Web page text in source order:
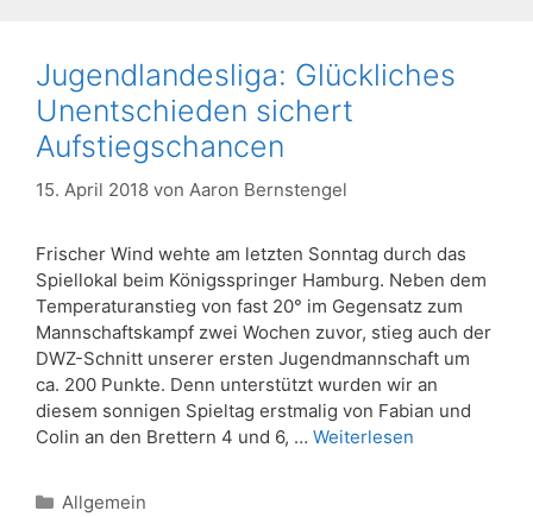
Jugendlandesliga: Glückliches
Unentschieden sichert
Aufstiegschancen
15. April 2018 von Aaron Bernstengel
Frischer Wind wehte am letzten Sonntag durch das
Spiellokal beim Königsspringer Hamburg. Neben dem
Temperaturanstieg von fast 20° im Gegensatz zum
Mannschaftskampf zwei Wochen zuvor, stieg auch der
DWZ-Schnitt unserer ersten Jugendmannschaft um
ca. 200 Punkte. Denn unterstützt wurden wir an
diesem sonnigen Spieltag erstmalig von Fabian und
Colin an den Brettern 4 und 6, … Weiterlesen
Kategorien
Allgemein